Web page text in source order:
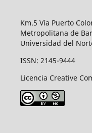
Km.5 Vía Puerto
Metropolitana de
Universidad del
ISSN: 2145-9444
Licencia Creative